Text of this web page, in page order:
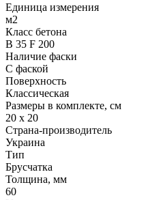
Единица измерения
м2
Класс бетона
В 35 F 200
Наличие фаски
С фаской
Поверхность
Классическая
Размеры в комплекте, см
20 х 20
Страна-производитель
Украина
Тип
Брусчатка
Толщина, мм
60